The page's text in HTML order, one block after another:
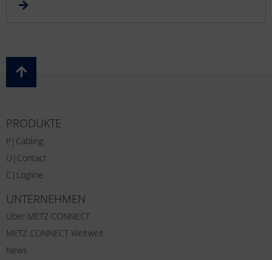
PRODUKTE
P|Cabling
U|Contact
C|Logline
UNTERNEHMEN
Über METZ CONNECT
METZ CONNECT Weltweit
News